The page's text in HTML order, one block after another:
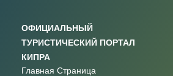
ОФИЦИАЛЬНЫЙ
ТУРИСТИЧЕСКИЙ ПОРТАЛ
КИПРА
Главная Страница